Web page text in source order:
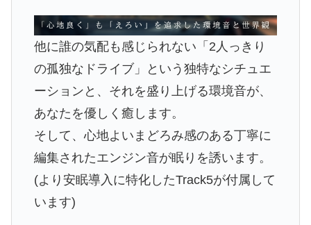
他に誰の気配も感じられない「2人っきり
の孤独なドライブ」という独特なシチュエ
ーションと、それを盛り上げる環境音が、
あなたを優しく癒します。
そして、心地よいまどろみ感のある丁寧に
編集されたエンジン音が眠りを誘います。
(より安眠導入に特化したTrack5が付属して
います)